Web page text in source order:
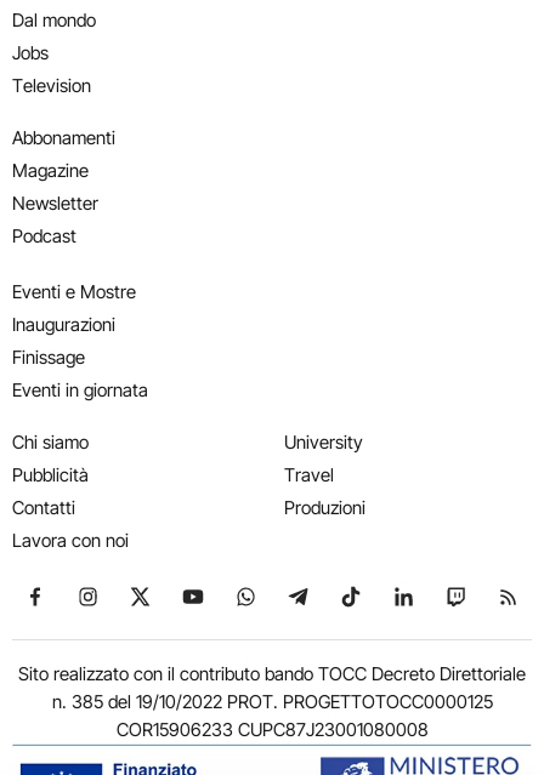
Dal mondo
Jobs
Television
Abbonamenti
Magazine
Newsletter
Podcast
Eventi e Mostre
Inaugurazioni
Finissage
Eventi in giornata
Chi siamo
Pubblicità
Contatti
Lavora con noi
University
Travel
Produzioni
Seguici su Facebook
Seguici su Instagram
Seguici su X
Seguici su YouTube
Seguici su WhatsApp
Seguici su Telegram
Seguici su TikTok
Seguici su
Seguici
Sito realizzato con il contributo bando TOCC Decreto Direttoriale
n. 385 del 19/10/2022 PROT. PROGETTOTOCC0000125
COR15906233 CUPC87J23001080008